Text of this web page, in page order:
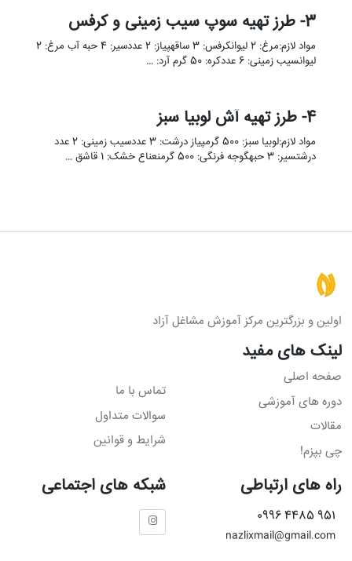
3- طرز تهیه سوپ سیب زمینی و کرفس
مواد لازم:مرغ: 2 لیوانکرفس: 3 ساقهپیاز: 2 عددسیر: 4 حبه آب مرغ: 2
لیوانسیب زمینی: 6 عددکره: 50 گرم آرد: …
4- طرز تهیه آش لوبیا سبز
مواد لازم:لوبیا سبز: 500 گرمپیاز درشت: 3 عددسیب زمینی: 2 عدد
درشتسیر: 3 حبهگوجه فرنگی: 500 گرمنعناع خشک: 1 قاشق …
اولین و بزرگترین مرکز آموزش مشاغل آزاد
لینک های مفید
صفحه اصلی
دوره های آموزشی
مقالات
چی بپزم!
تماس با ما
سوالات متداول
شرایط و قوانین
راه های ارتباطی
951 4485 0996
nazlixmail@gmail.com
شبکه های اجتماعی